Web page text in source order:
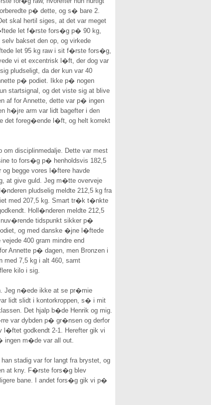
p� dette, og s� bare 2.
skal hertil siges, at det var meget
let f�rste fors�g p� 90 kg,
bakset den op, og virkede
let 95 kg raw i sit f�rste fors�g,
vi et excentrisk l�ft, der dog var
pludseligt, da der kun var 40
p� podiet. Ikke p� nogen
startsignal, og det viste sig at blive
af for Annette, dette var p� ingen
h�jre arm var lidt bagefter i den
det foreg�ende l�ft, og helt korrekt
disciplinmedalje. Dette var mest
to fors�g p� henholdsvis 182,5
begge vores l�ftere havde
at give guld. Jeg m�tte overveje
pludselig meldte 212,5 kg fra
med 207,5 kg. Smart tr�k t�nkte
Holl�nderen meldte 212,5
nuv�rende tidspunkt sikker p�
og med danske �jne l�ftede
400 gram mindre end
Annette p� dagen, men Bronzen i
med 7,5 kg i alt 460, samt
kilo i sig.
Jeg n�ede ikke at se pr�mie
lidt slidt i kontorkroppen, s� i mit
Det hjalp b�de Henrik og mig.
var dybden p� gr�nsen og derfor
godkendt 2-1. Herefter gik vi
ingen m�de var all out.
stadig var for langt fra brystet, og
at kny. F�rste fors�g blev
bane. I andet fors�g gik vi p�